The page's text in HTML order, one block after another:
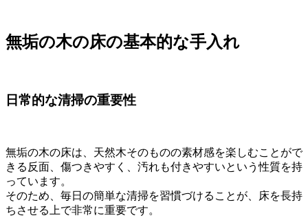
無垢の木の床の基本的な手入れ
日常的な清掃の重要性
無垢の木の床は、天然木そのものの素材感を楽しむことがで
きる反面、傷つきやすく、汚れも付きやすいという性質を持
っています。
そのため、毎日の簡単な清掃を習慣づけることが、床を長持
ちさせる上で非常に重要です。